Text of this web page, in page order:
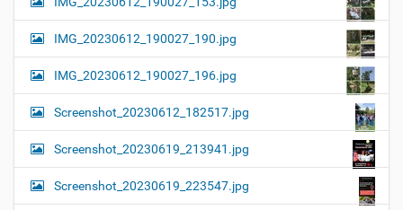
IMG_20230612_190027_190.jpg
IMG_20230612_190027_196.jpg
Screenshot_20230612_182517.jpg
Screenshot_20230619_213941.jpg
Screenshot_20230619_223547.jpg